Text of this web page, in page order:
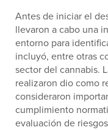
Antes de iniciar el
llevaron a cabo una
entorno para
incluyó, entre otras
sector del cannabis.
realizaron dio como
consideraron
cumplimiento
evaluación de